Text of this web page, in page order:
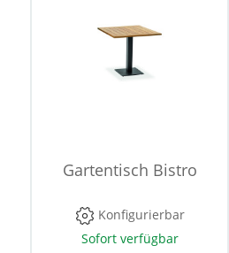
Gartentisch Bistro
Konfigurierbar
Sofort verfügbar